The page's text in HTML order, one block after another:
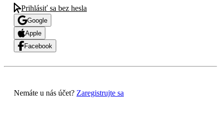
Prihlásiť sa bez hesla
Google
Apple
Facebook
Nemáte u nás účet? Zaregistrujte sa